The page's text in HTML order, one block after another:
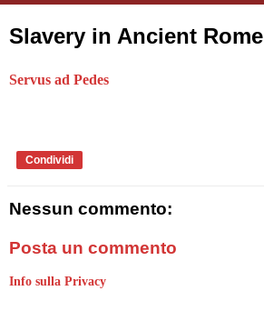
Slavery in Ancient Rome
Servus ad Pedes
Condividi
Nessun commento:
Posta un commento
Info sulla Privacy